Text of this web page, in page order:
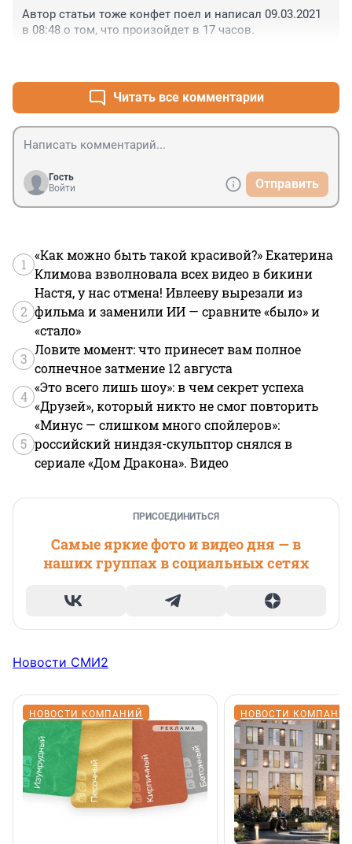
Автор статьи тоже конфет поел и написал 09.03.2021
в 08:48 о том, что произойдет в 17 часов.
Читать все комментарии
Гость
Войти
Отправить
1
«Как можно быть такой красивой?» Екатерина
Климова взволновала всех видео в бикини
2
Настя, у нас отмена! Ивлееву вырезали из
фильма и заменили ИИ — сравните «было» и
«стало»
3
Ловите момент: что принесет вам полное
солнечное затмение 12 августа
4
«Это всего лишь шоу»: в чем секрет успеха
«Друзей», который никто не смог повторить
5
«Минус — слишком много спойлеров»:
российский ниндзя-скульптор снялся в
сериале «Дом Дракона». Видео
ПРИСОЕДИНИТЬСЯ
Самые яркие фото и видео дня — в
наших группах в социальных сетях
Новости СМИ2
НОВОСТИ КОМПАНИЙ НОВОСТИ